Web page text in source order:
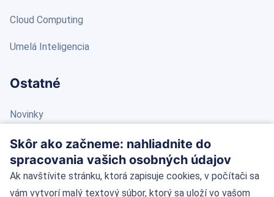
Cloud Computing
Umelá Inteligencia
Ostatné
Novinky
Blog
Kontakt
Skôr ako začneme: nahliadnite do
spracovania vašich osobných údajov
Ak navštívite stránku, ktorá zapisuje cookies, v počítači sa
vám vytvorí malý textový súbor, ktorý sa uloží vo vašom